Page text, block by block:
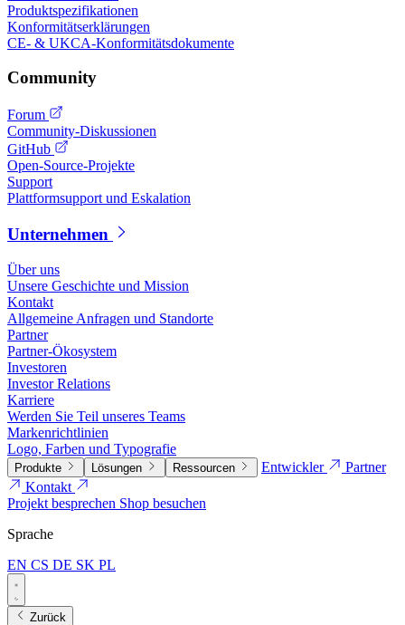
Produktspezifikationen
Konformitätserklärungen
CE- & UKCA-Konformitätsdokumente
Community
Forum
Community-Diskussionen
GitHub
Open-Source-Projekte
Support
Plattformsupport und Eskalation
Unternehmen
Über uns
Unsere Geschichte und Mission
Kontakt
Allgemeine Anfragen und Standorte
Partner
Partner-Ökosystem
Investoren
Investor Relations
Karriere
Werden Sie Teil unseres Teams
Markenrichtlinien
Logo, Farben und Typografie
Produkte Lösungen Ressourcen Entwickler
Partner
Kontakt
Projekt besprechen Shop besuchen
Sprache
EN CS DE SK PL
Zurück